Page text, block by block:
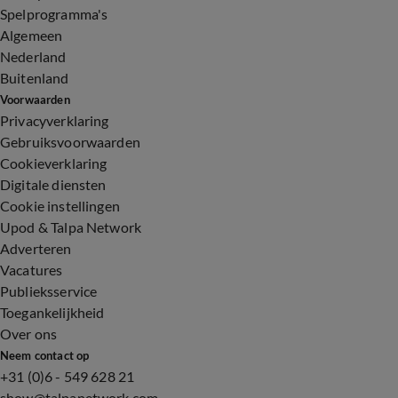
Spelprogramma's
Algemeen
Nederland
Buitenland
Voorwaarden
Privacyverklaring
Gebruiksvoorwaarden
Cookieverklaring
Digitale diensten
Cookie instellingen
Upod & Talpa Network
Adverteren
Vacatures
Publieksservice
Toegankelijkheid
Over ons
Neem contact op
+31 (0)6 - 549 628 21